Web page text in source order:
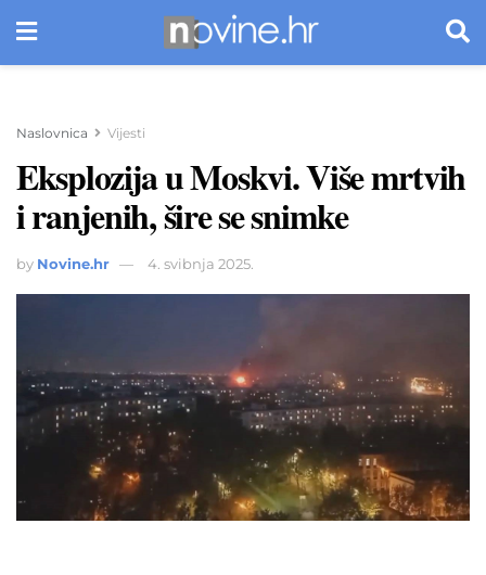
Naslovnica Vijesti
Eksplozija u Moskvi. Više mrtvih
i ranjenih, šire se snimke
by Novine.hr 4. svibnja 2025.